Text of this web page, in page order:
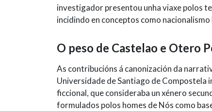
investigador presentou unha viaxe polos
incidindo en conceptos como
O peso de Castelao e Otero
As contribucións á canonización da
Universidade de Santiago de
ficcional, que consideraba un xénero
formulados polos homes de Nós como